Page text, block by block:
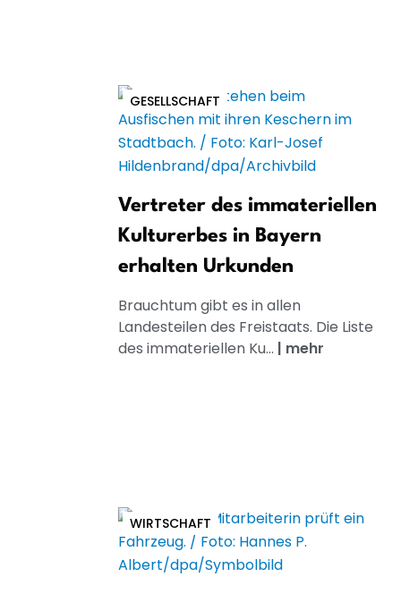
GESELLSCHAFT
Vertreter des immateriellen
Kulturerbes in Bayern
erhalten Urkunden
Brauchtum gibt es in allen
Landesteilen des Freistaats. Die Liste
des immateriellen Ku... | mehr
WIRTSCHAFT